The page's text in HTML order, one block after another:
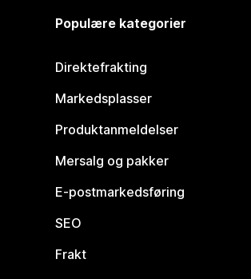
Populære kategorier
Direktefrakting
Markedsplasser
Produktanmeldelser
Mersalg og pakker
E-postmarkedsføring
SEO
Frakt